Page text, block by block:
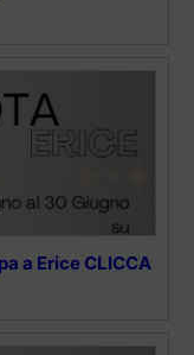
a Erice CLICCA